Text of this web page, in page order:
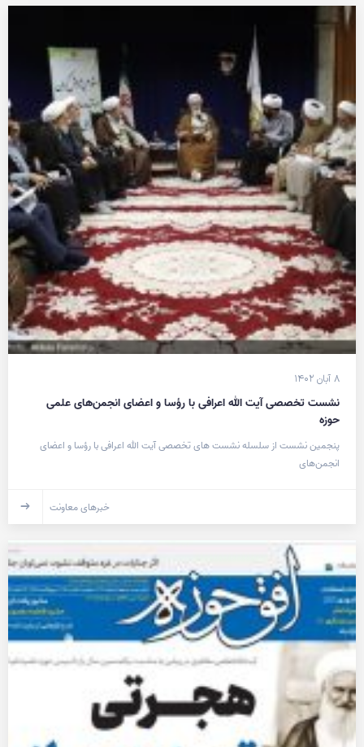
۸ آبان ۱۴۰۲
نشست تخصصی آیت الله اعرافی با رؤسا و اعضای انجمن‌های علمی
حوزه
پنجمین نشست از سلسله نشست های تخصصی آیت الله اعرافی با رؤسا و اعضای
انجمن‌های
خبرهای معاونت